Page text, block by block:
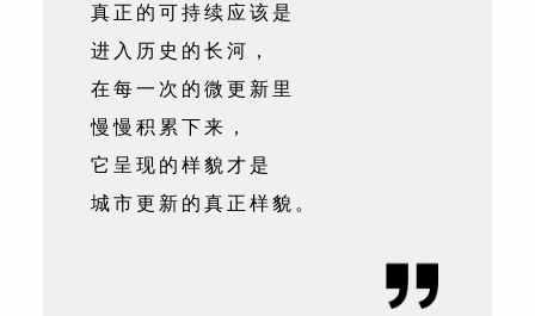
真正的可持续应该是
进入历史的长河，
在每一次的微更新里
慢慢积累下来，
它呈现的样貌才是
城市更新的真正样貌。